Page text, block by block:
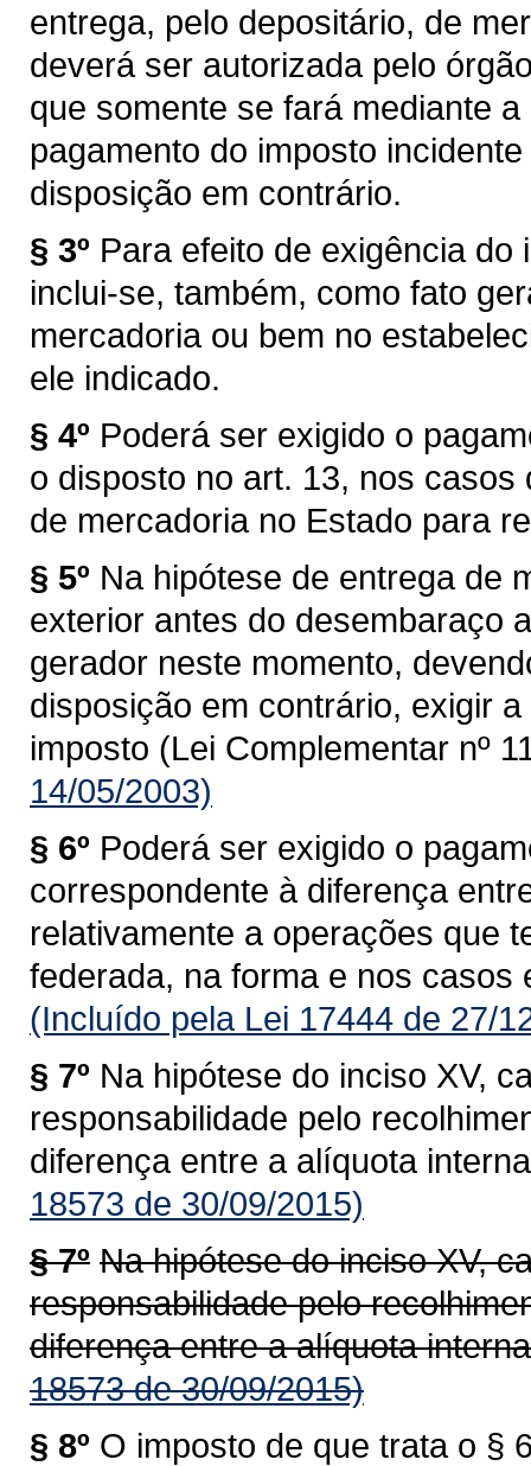
entrega, pelo depositário, de
deverá ser autorizada pelo
que somente se fará mediante
pagamento do imposto
disposição em contrário.
§ 3º Para efeito de exigência
inclui-se, também, como fato
mercadoria ou bem no
ele indicado.
§ 4º Poderá ser exigido o
o disposto no art. 13, nos
de mercadoria no Estado para
§ 5º Na hipótese de entrega de
exterior antes do desembaraço
gerador neste momento,
disposição em contrário, exigir
imposto (Lei Complementar nº
14/05/2003)
§ 6º Poderá ser exigido o
correspondente à diferença
relativamente a operações que
federada, na forma e nos casos
(Incluído pela Lei 17444 de 27/
§ 7º Na hipótese do inciso XV,
responsabilidade pelo
diferença entre a alíquota
18573 de 30/09/2015)
§ 7º Na hipótese do inciso XV,
responsabilidade pelo
diferença entre a alíquota
18573 de 30/09/2015)
§ 8º O imposto de que trata o §